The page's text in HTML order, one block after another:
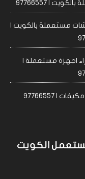
| 97766557
مستعملة بالكويت |
اجهزة مستعملة |
| 97766557
الكويت